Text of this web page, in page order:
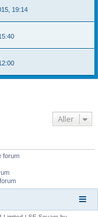
19:14
Aller
forum